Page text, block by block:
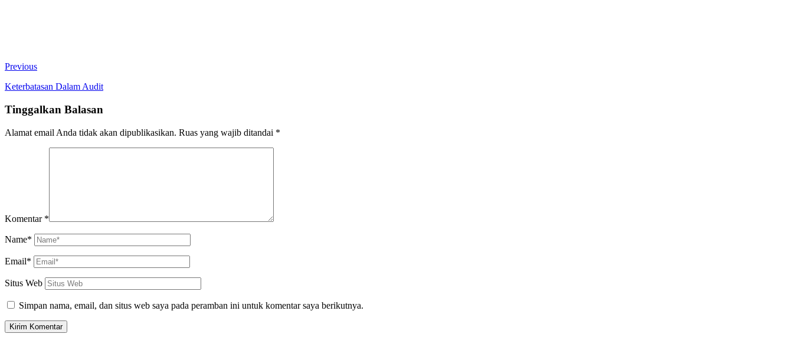
Previous
Keterbatasan Dalam Audit
Tinggalkan Balasan
Alamat email Anda tidak akan dipublikasikan. Ruas yang wajib ditandai *
Komentar *
Name*
Email*
Situs Web
Simpan nama, email, dan situs web saya pada peramban ini untuk komentar saya berikutnya.